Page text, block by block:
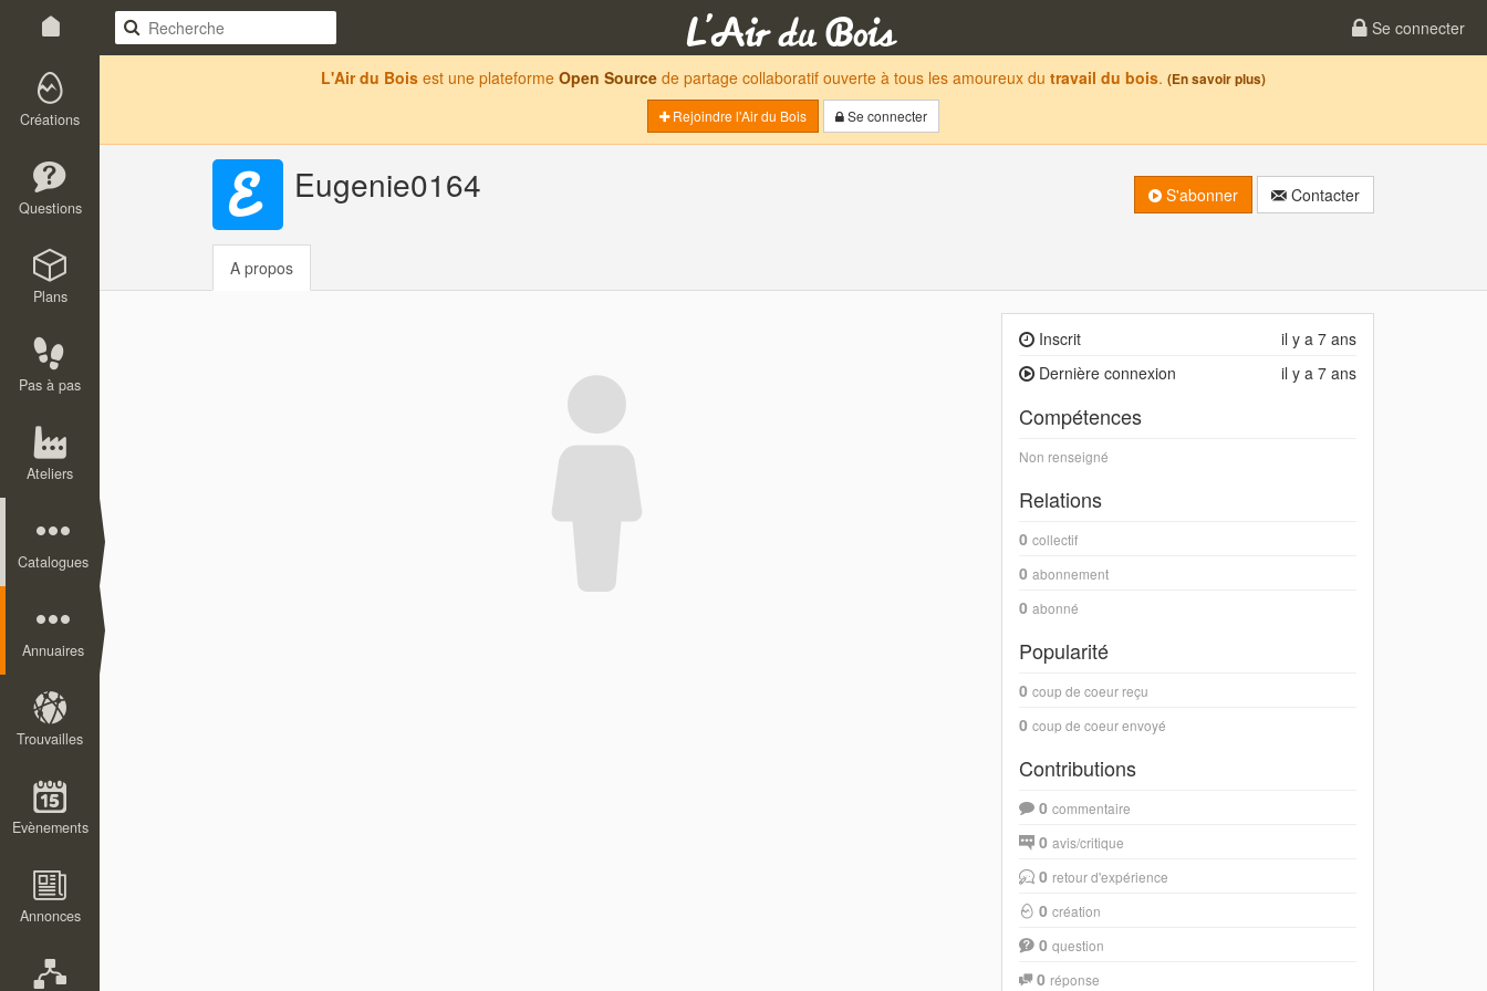
Se connecter
Créations
Questions
Plans
Pas à pas
Ateliers
Catalogues
Annuaires
Trouvailles
Evènements
Annonces
L'Air du Bois est une plateforme Open Source de partage collaboratif ouverte à tous les amoureux du travail du bois. (En savoir plus)
Rejoindre l'Air du Bois
Se connecter
Eugenie0164 S'abonner Contacter
A propos
il y a 7 ans
Inscrit
il y a 7 ans
Dernière connexion
Compétences
Non renseigné
Relations
0 collectif
0 abonnement
0 abonné
Popularité
0 coup de coeur reçu
0 coup de coeur envoyé
Contributions
0 commentaire
0 avis/critique
0 retour d'expérience
0 création
0 question
0 réponse